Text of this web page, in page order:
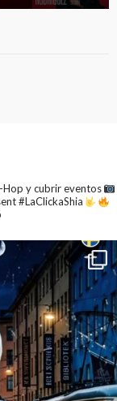
y cubrir eventos
#LaClickaShia